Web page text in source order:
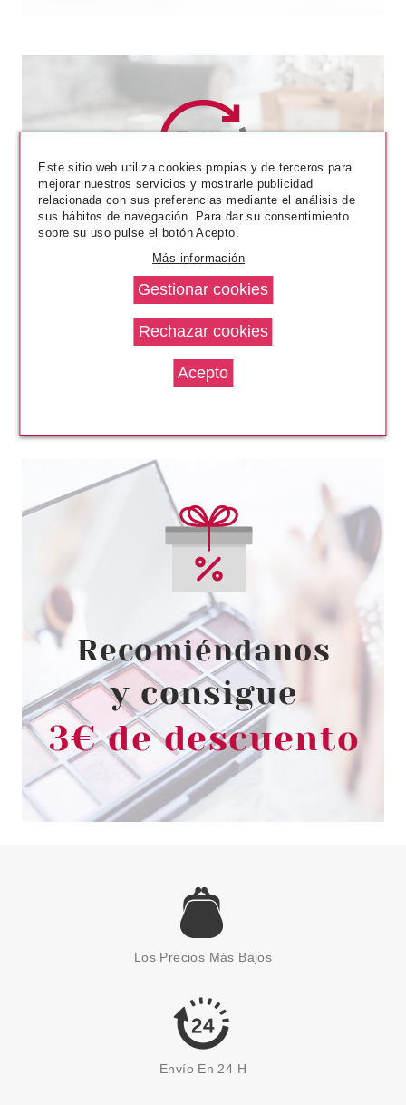
CATRICE
CATRICE ULTIMATE NAIL
LACQUER ESMALTE DE UÑAS
ML
Pvr 4.20€
-29%
desde
2.99€
CATRICE
CATRICE ESMALTE DE UÑAS
SHEER BEAUTIES 010 MILKY
NOT GUILTY
-17%
desde
3.30€
CATRICE
CATRICE MYSTIC FOREST
ESMALTE DE UÑAS 03
WOODLAND MAGIC
2.55€
Los Precios Más Bajos
Envío En 24 H
Este sitio web utiliza cookies propias y de terceros para
mejorar nuestros servicios y mostrarle publicidad
relacionada con sus preferencias mediante el análisis de
sus hábitos de navegación. Para dar su consentimiento
sobre su uso pulse el botón Acepto.
Más información